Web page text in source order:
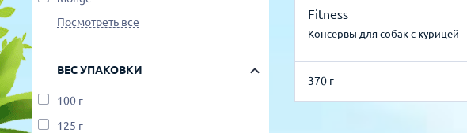
Посмотреть все
ВЕС УПАКОВКИ
100 г
125 г
Fitness
Консервы для собак с курицей
370 г